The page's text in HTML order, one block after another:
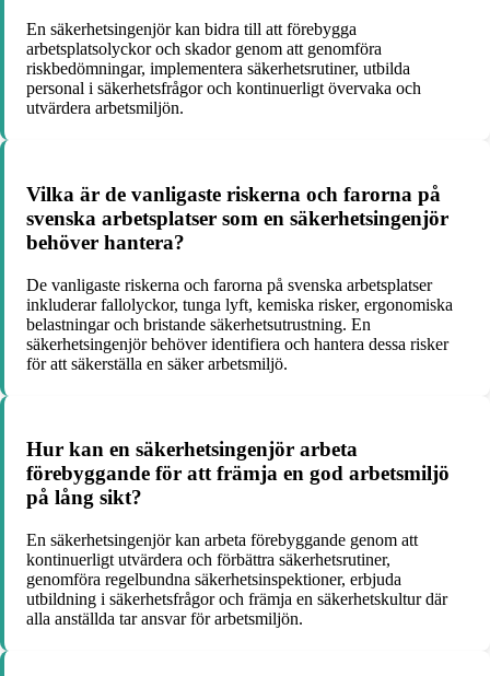
En säkerhetsingenjör kan bidra till att förebygga
arbetsplatsolyckor och skador genom att genomföra
riskbedömningar, implementera säkerhetsrutiner, utbilda
personal i säkerhetsfrågor och kontinuerligt övervaka och
utvärdera arbetsmiljön.
Vilka är de vanligaste riskerna och farorna på
svenska arbetsplatser som en säkerhetsingenjör
behöver hantera?
De vanligaste riskerna och farorna på svenska arbetsplatser
inkluderar fallolyckor, tunga lyft, kemiska risker, ergonomiska
belastningar och bristande säkerhetsutrustning. En
säkerhetsingenjör behöver identifiera och hantera dessa risker
för att säkerställa en säker arbetsmiljö.
Hur kan en säkerhetsingenjör arbeta
förebyggande för att främja en god arbetsmiljö
på lång sikt?
En säkerhetsingenjör kan arbeta förebyggande genom att
kontinuerligt utvärdera och förbättra säkerhetsrutiner,
genomföra regelbundna säkerhetsinspektioner, erbjuda
utbildning i säkerhetsfrågor och främja en säkerhetskultur där
alla anställda tar ansvar för arbetsmiljön.